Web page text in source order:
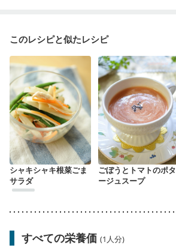
このレシピと似たレシピ
シャキシャキ根菜ごま
サラダ
ごぼうとトマトのポタ
ージュスープ
すべての栄養価 (1人分)